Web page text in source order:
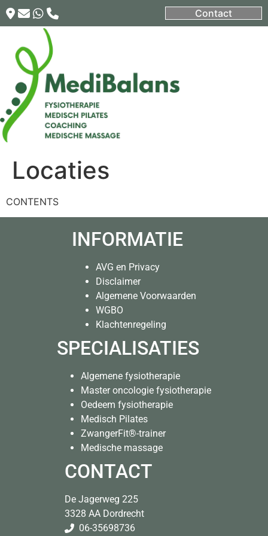
Contact
Locaties
CONTENTS
INFORMATIE
AVG en Privacy
Disclaimer
Algemene Voorwaarden
WGBO
Klachtenregeling
SPECIALISATIES
Algemene fysiotherapie
Master oncologie fysiotherapie
Oedeem fysiotherapie
Medisch Pilates
ZwangerFit®-trainer
Medische massage
CONTACT
De Jagerweg 225
3328 AA Dordrecht
06-35698736